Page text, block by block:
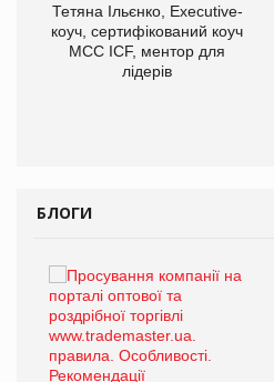
Тетяна Ільєнко, Executive-
коуч, сертифікований коуч
МСС ICF, ментор для
лідерів
БЛОГИ